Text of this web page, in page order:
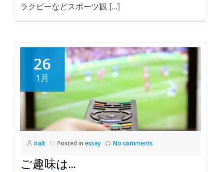
ラクビーなどスポーツ観 […]
26
1月
iralt Posted in essay No comments
ご趣味は…